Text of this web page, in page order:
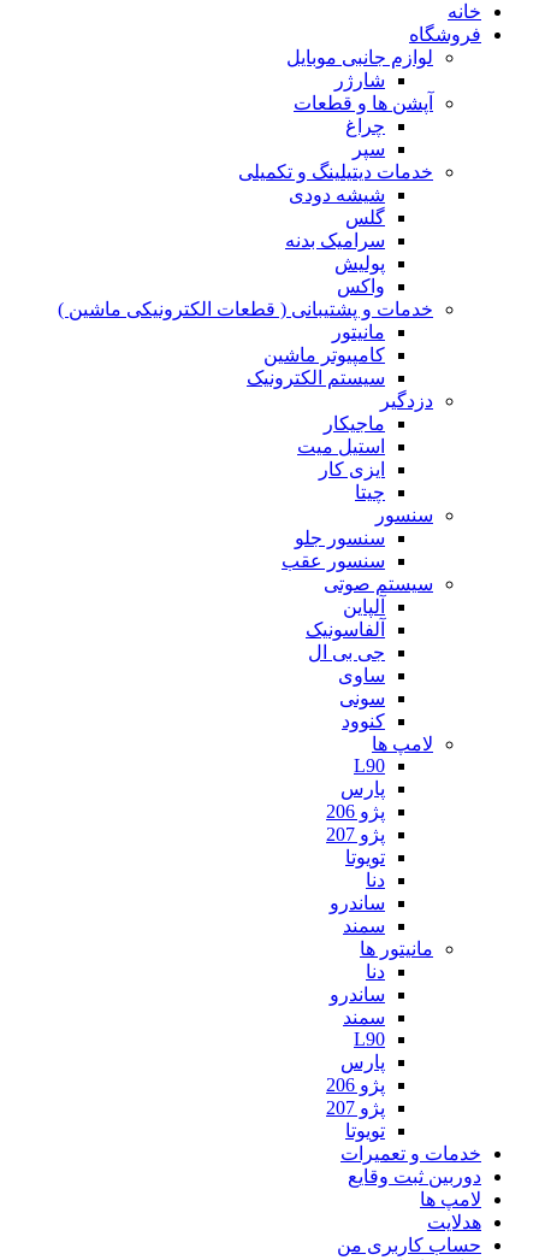
خانه
فروشگاه
لوازم جانبی موبایل
شارژر
آپشن ها و قطعات
چراغ
سپر
خدمات دیتیلینگ و تکمیلی
شیشه دودی
گلس
سرامیک بدنه
پولیش
واکس
خدمات و پشتیبانی ( قطعات الکترونیکی ماشین )
مانیتور
کامپیوتر ماشین
سیستم الکترونیک
دزدگیر
ماجیکار
استیل میت
ایزی کار
چیتا
سنسور
سنسور جلو
سنسور عقب
سیستم صوتی
آلپاین
آلفاسونیک
جی بی ال
ساوی
سونی
کنوود
لامپ ها
L90
پارس
پژو 206
پژو 207
تویوتا
دنا
ساندرو
سمند
مانیتور ها
دنا
ساندرو
سمند
L90
پارس
پژو 206
پژو 207
تویوتا
خدمات و تعمیرات
دوربین ثبت وقایع
لامپ ها
هدلایت
حساب کاربری من